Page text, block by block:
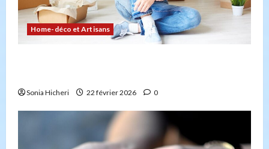
Home-déco et Artisans
Sonia Hicheri 22 février 2026 0